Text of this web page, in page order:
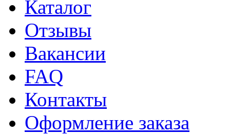
Каталог
Отзывы
Вакансии
FAQ
Контакты
Оформление заказа